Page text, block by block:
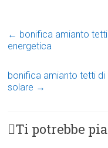
← bonifica amianto
energetica
bonifica amianto tetti di
solare →
Ti potrebbe